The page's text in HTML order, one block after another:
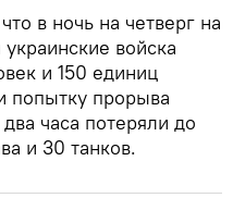
в ночь на четверг на
войска
и 150 единиц
попытку прорыва
часа потеряли до
и 30 танков.